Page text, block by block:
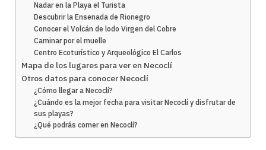
Nadar en la Playa el Turista
Descubrir la Ensenada de Rionegro
Conocer el Volcán de lodo Virgen del Cobre
Caminar por el muelle
Centro Ecoturístico y Arqueológico El Carlos
Mapa de los lugares para ver en Necoclí
Otros datos para conocer Necoclí
¿Cómo llegar a Necoclí?
¿Cuándo es la mejor fecha para visitar Necoclí y disfrutar de
sus playas?
¿Qué podrás comer en Necoclí?